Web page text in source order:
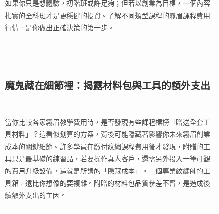
如果你只是想體驗，初階班或許足夠；但若以創業為目標，一個內容
扎實的全科班才是更穩健的投資。了解不同類型課程的霧眉課程費用
行情，是你做出正確決策的第一步。
魔鬼藏在細節裡：揭露材料包與工具的額外支出
當你比較各家霧眉教學費用時，是否發現有些課程標榜「贈送全套工
具材料」？這看似划算的方案，背後可能隱藏著影響你未來霧眉創業
成本的關鍵細節。許多學員在繳付紋繡課程費用後才發現，附贈的工
具只是最基礎的練習品，若要操作真人客戶，還需另外投入一筆可觀
的費用升級設備，這就是所謂的「隱藏成本」。一個專業紋繡師的工
具箱，遠比你想像的要複雜。附贈的材料包品質參差不齊，是造成後
續額外支出的主因。